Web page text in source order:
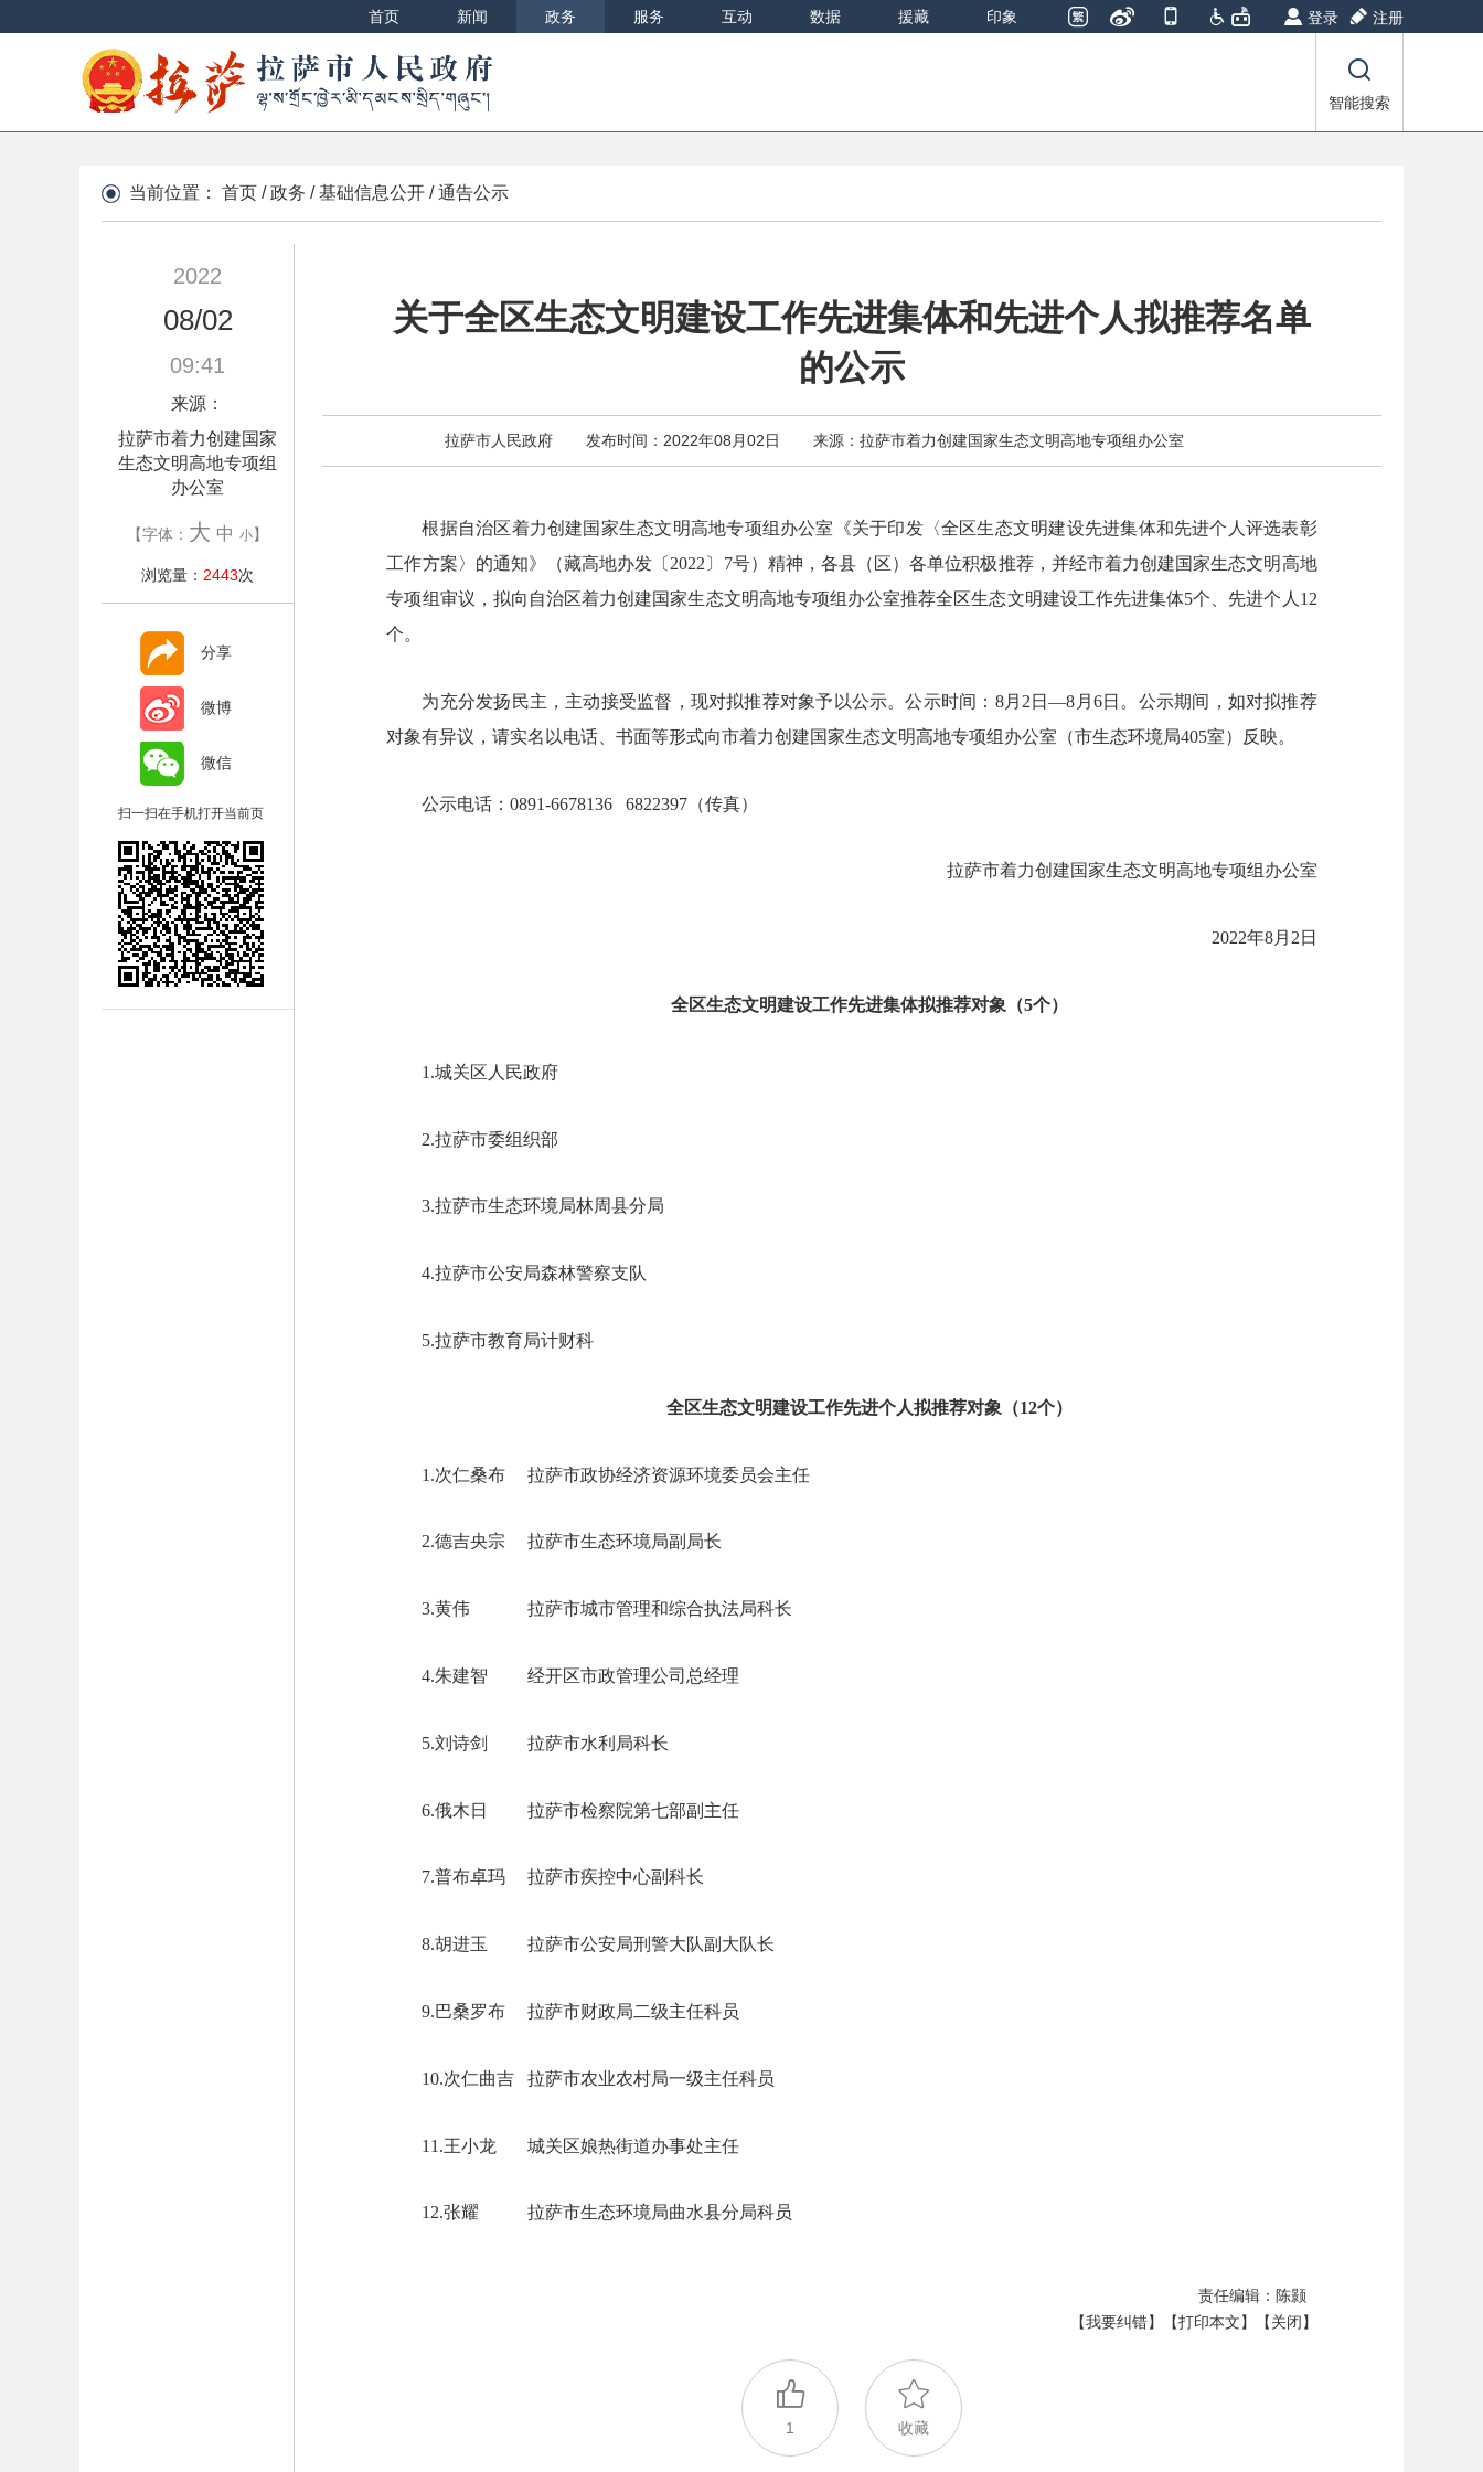
登录 注册
首页 新闻 政务 服务 互动 数据 援藏 印象
智能搜索
当前位置： 首页 /政务 /基础信息公开 /通告公示
2022
08/02
09:41
来源：
拉萨市着力创建国家
生态文明高地专项组
办公室
【字体： 大 中 小】
浏览量： 2443次
分享
微博
微信
扫一扫在手机打开当前页
关于全区生态文明建设工作先进集体和先进个人拟推荐名单
的公示
拉萨市人民政府 发布时间：2022年08月02日 来源：拉萨市着力创建国家生态文明高地专项组办公室
根据自治区着力创建国家生态文明高地专项组办公室《关于印发〈全区生态文明建设先进集体和先进个人评选表彰
工作方案〉的通知》（藏高地办发〔 2022 〕 7号） 精神 ，各县（区）各单位积极推荐，并经市着力创建国家生态文明高地
专项组审议，拟向自治区着力创建国家生态文明高地专项组办公室推荐全区生态文明建设工作先进集体5个、先进个人 12
个。
为充分发扬民主，主动接受监督，现对拟推荐对象予以公示。公示时间： 8月 2 日—8 月 6日。公示期间，如对拟推荐
对象有异议，请实名以电话、书面等形式向市着力创建国家生态文明高地专项组办公室（市生态环境局405室）反映。
公示电话：0891-6678136 6822397 （传真）
拉萨市着力创建国家生态文明高地专项组办公室
2022年8月 2 日
全区生态文明建设工作先进集体拟推荐对象（5个）
1.城关区人民政府
2.拉萨市委组织部
3.拉萨市生态环境局林周县分局
4.拉萨市公安局森林警察支队
5.拉萨市教育局计财科
全区生态文明建设工作先进个人拟推荐对象（12个）
1.次仁桑布 拉萨市政协经济资源环境委员会主任
2.德吉央宗 拉萨市生态环境局副局长
3.黄伟 拉萨市城市管理和综合执法局科长
4.朱建智 经开区市政管理公司总经理
5.刘诗剑 拉萨市水利局科长
6.俄木日 拉萨市检察院第七部副主任
7.普布卓玛 拉萨市疾控中心副科长
8.胡进玉 拉萨市公安局刑警大队副大队长
9.巴桑罗布 拉萨市财政局二级主任科员
10.次仁曲吉 拉萨市农业农村局一级主任科员
11.王小龙 城关区娘热街道办事处主任
12.张耀 拉萨市生态环境局曲水县分局科员
责任编辑：陈颢
【我要纠错】
【打印本文】 【关闭】
1 收藏